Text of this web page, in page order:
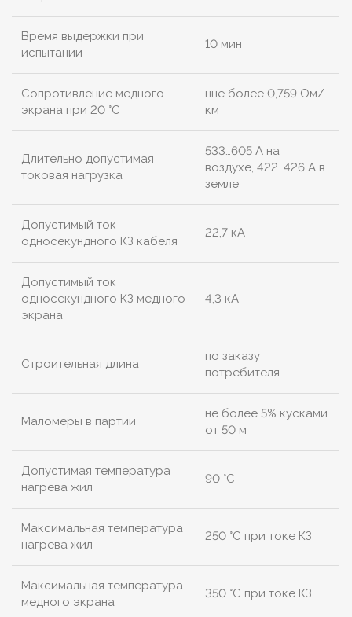
Время выдержки при
испытании
10 мин
Сопротивление медного
экрана при 20 °С
нне более 0,759 Ом/
км
Длительно допустимая
токовая нагрузка
533…605 А на
воздухе, 422…426 А в
земле
Допустимый ток
односекундного КЗ кабеля
22,7 кА
Допустимый ток
односекундного КЗ медного
экрана
4,3 кА
Строительная длина
по заказу
потребителя
Маломеры в партии
не более 5% кусками
от 50 м
Допустимая температура
нагрева жил
90 °C
Максимальная температура
нагрева жил
250 °C при токе КЗ
Максимальная температура
медного экрана
350 °C при токе КЗ